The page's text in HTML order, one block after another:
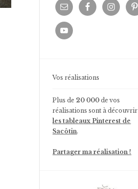
Vos réalisations
Plus de 20 000 de vos
réalisations sont à découvrir
les tableaux Pinterest de
Sacôtin.
Partager ma réalisation !